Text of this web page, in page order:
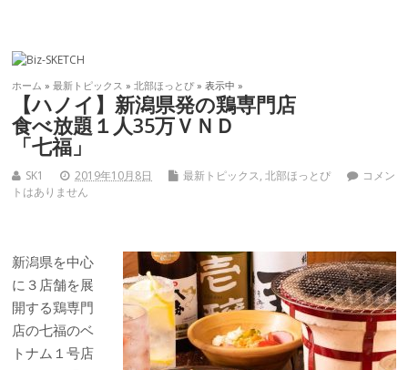
ホーム »最新トピックス »北部ほっとぴ » 表示中 »
【ハノイ】新潟県発の鶏専門店
食べ放題１人35万ＶＮＤ
「七福」
SK1 2019年10月8日 最新トピックス,北部ほっとぴ
コメン
トはありません
新潟県を中心
に３店舗を展
開する鶏専門
店の七福のベ
トナム１号店